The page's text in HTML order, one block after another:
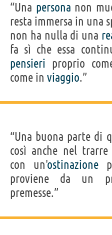
“Una persona non
resta immersa in una
non ha nulla di una
fa sì che essa
pensieri proprio
come in viaggio.”
“Una buona parte di
così anche nel
con un'ostinazione
proviene da un
premesse.”